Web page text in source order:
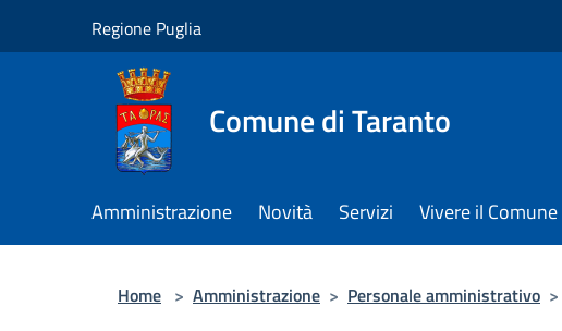
Regione Puglia
Comune di Taranto
Amministrazione Novità Servizi Vivere il Comune
Home > Amministrazione > Personale amministrativo >